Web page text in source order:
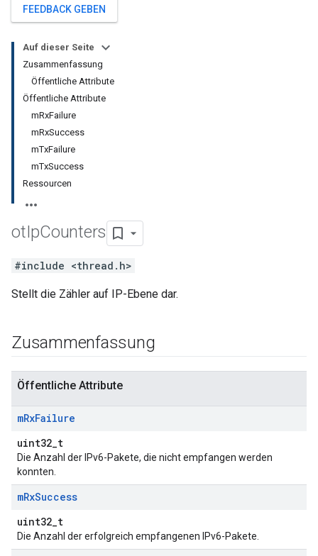
FEEDBACK GEBEN
Auf dieser Seite
Zusammenfassung
Öffentliche Attribute
Öffentliche Attribute
mRxFailure
mRxSuccess
mTxFailure
mTxSuccess
Ressourcen
otIpCounters
#include <thread.h>
Stellt die Zähler auf IP-Ebene dar.
Zusammenfassung
Öffentliche Attribute
mRxFailure
uint32_t
Die Anzahl der IPv6-Pakete, die nicht empfangen werden
konnten.
mRxSuccess
uint32_t
Die Anzahl der erfolgreich empfangenen IPv6-Pakete.